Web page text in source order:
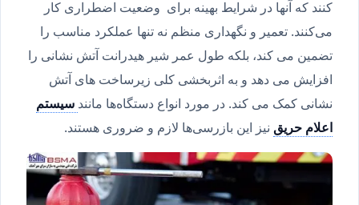
کنند که آنها در شرایط بهینه برای وضعیت اضطراری کار
می‌کنند. تعمیر و نگهداری منظم نه تنها عملکرد مناسب را
تضمین می کند، بلکه طول عمر شیر هیدرانت آتش نشانی را
افزایش می دهد و به اثربخشی کلی زیرساخت های آتش
نشانی کمک می کند. در مورد انواع دستگاه‌ها مانندسیستم
اعلام حریقنیز این بازرسی‌ها لازم و ضروری هستند.